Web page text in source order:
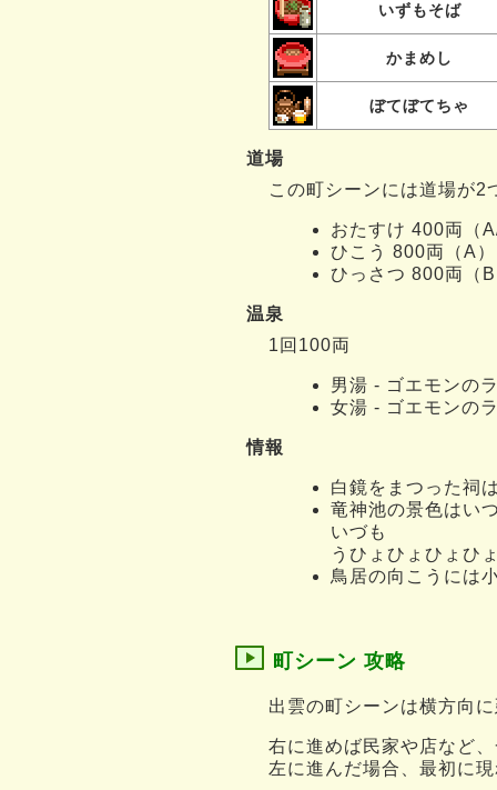
いずもそば
かまめし
ぼてぼてちゃ
道場
この町シーンには道場が2
おたすけ 400両（
ひこう 800両（A）
ひっさつ 800両（
温泉
1回100両
男湯 - ゴエモンの
女湯 - ゴエモンの
情報
白鏡をまつった祠
竜神池の景色はい
いづも
うひょひょひょひ
鳥居の向こうには
町シーン 攻略
出雲の町シーンは横方向
右に進めば民家や店など
左に進んだ場合、最初に